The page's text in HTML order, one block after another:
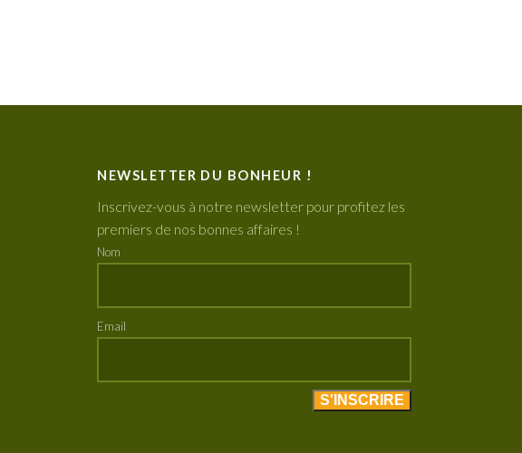
NEWSLETTER DU BONHEUR !
Inscrivez-vous à notre newsletter pour profitez les
premiers de nos bonnes affaires !
Nom
Email